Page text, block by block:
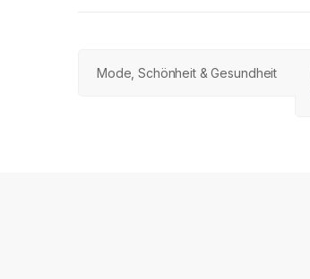
Mode, Schönheit & Gesundheit